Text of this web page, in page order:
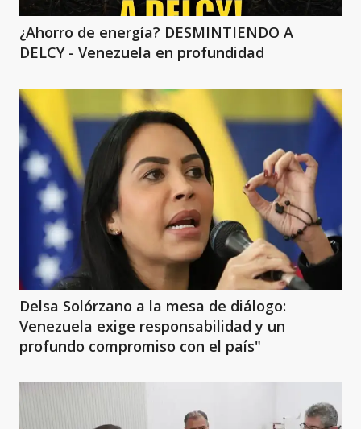
¿Ahorro de energía? DESMINTIENDO A
DELCY - Venezuela en profundidad
Delsa Solórzano a la mesa de diálogo:
Venezuela exige responsabilidad y un
profundo compromiso con el país"